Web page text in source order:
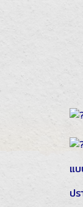
แ
ป